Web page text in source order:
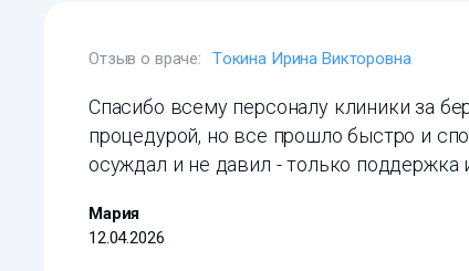
Отзыв о враче: Токина Ирина Викторовна
Спасибо всему персоналу клиники за
процедурой, но все прошло быстро и
осуждал и не давил - только
Мария
12.04.2026